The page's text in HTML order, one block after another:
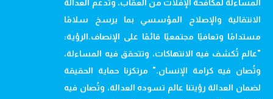
المساءلة لمكافحة الإفلات من العقاب، وتدعم العدالة
الانتقالية والإصلاح المؤسسي بما يرسخ سلامًا
مستدامًا وتعافيًا مجتمعيًا قائمًا على الإنصاف.الرؤية:
"عالم تُكشف فيه الانتهاكات، وتتحقق فيه المساءلة،
وتُصان فيه كرامة الإنسان." مرتكزنا حماية الحقيقة
لضمان العدالة رؤيتنا عالم تسوده العدالة، وتُصان فيه